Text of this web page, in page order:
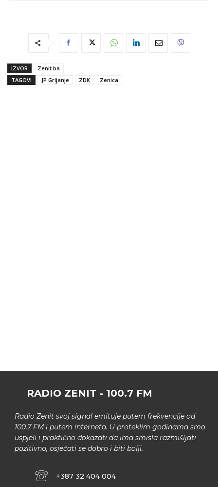
IZVOR
Zenit.ba
TAGOVI
JP Grijanje ZDK Zenica
RADIO ZENIT - 100.7 FM
Radio Zenit svoj signal emituje putem frekvencije od
100.7 FM i putem interneta. U proteklim godinama smo
uspjeli i praktično dokazati da ima smisla razmišljati
pozitivno, osjećati se dobro i biti bolji.
+387 32 404 004